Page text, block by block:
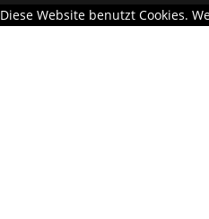
Diese Website benutzt Cookies.